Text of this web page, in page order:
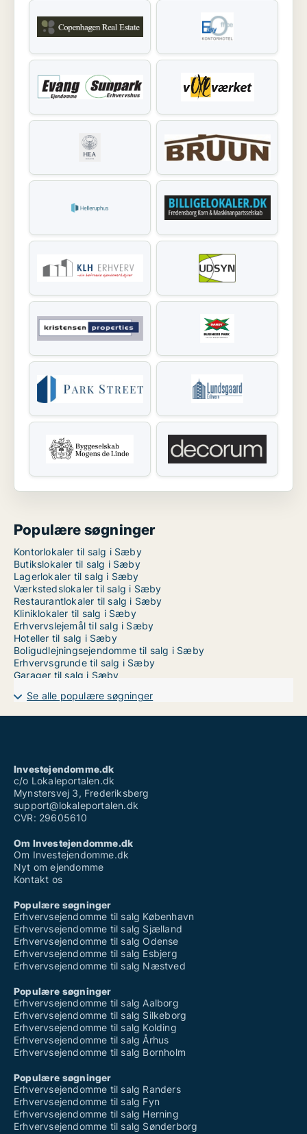
Populære søgninger
Kontorlokaler til salg i Sæby
Butikslokaler til salg i Sæby
Lagerlokaler til salg i Sæby
Værkstedslokaler til salg i Sæby
Restaurantlokaler til salg i Sæby
Kliniklokaler til salg i Sæby
Erhvervslejemål til salg i Sæby
Hoteller til salg i Sæby
Boligudlejningsejendomme til salg i Sæby
Erhvervsgrunde til salg i Sæby
Garager til salg i Sæby
Se alle populære søgninger
Investejendomme.dk
c/o Lokaleportalen.dk
Mynstersvej 3, Frederiksberg
support@lokaleportalen.dk
CVR: 29605610
Om Investejendomme.dk
Om Investejendomme.dk
Nyt om ejendomme
Kontakt os
Populære søgninger
Erhvervsejendomme til salg København
Erhvervsejendomme til salg Sjælland
Erhvervsejendomme til salg Odense
Erhvervsejendomme til salg Esbjerg
Erhvervsejendomme til salg Næstved
Populære søgninger
Erhvervsejendomme til salg Aalborg
Erhvervsejendomme til salg Silkeborg
Erhvervsejendomme til salg Kolding
Erhvervsejendomme til salg Århus
Erhvervsejendomme til salg Bornholm
Populære søgninger
Erhvervsejendomme til salg Randers
Erhvervsejendomme til salg Fyn
Erhvervsejendomme til salg Herning
Erhvervsejendomme til salg Sønderborg